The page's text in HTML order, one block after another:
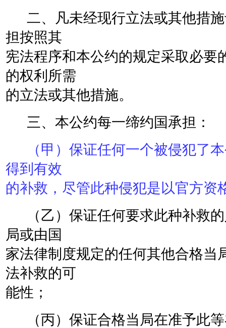
二、凡未经现行立法或其他措施
担按照其
宪法程序和本公约的规定采取必要
的权利所需
的立法或其他措施。
三、本公约每一缔约国承担：
（甲）保证任何一个被侵犯了
得到有效
的补救，尽管此种侵犯是以官方资
（乙）保证任何要求此种补救的
局或由国
家法律制度规定的任何其他合格当
法补救的可
能性；
（丙）保证合格当局在准予此